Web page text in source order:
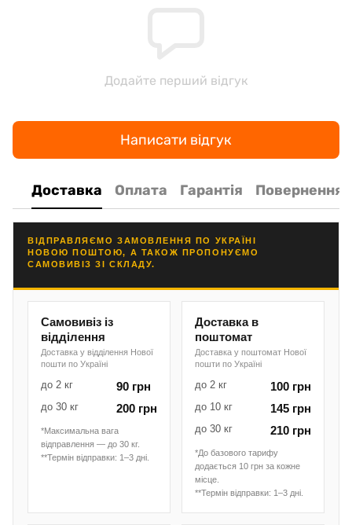
Додайте перший відгук
Написати відгук
Доставка Оплата Гарантія Повернення
ВІДПРАВЛЯЄМО ЗАМОВЛЕННЯ ПО УКРАЇНІ
НОВОЮ ПОШТОЮ, А ТАКОЖ ПРОПОНУЄМО
САМОВИВІЗ ЗІ СКЛАДУ.
Самовивіз із
відділення
Доставка у відділення Нової
пошти по Україні
до 2 кг 90 грн
до 30 кг 200 грн
*Максимальна вага
відправлення — до 30 кг.
**Термін відправки: 1–3 дні.
Доставка в
поштомат
Доставка у поштомат Нової
пошти по Україні
до 2 кг 100 грн
до 10 кг 145 грн
до 30 кг 210 грн
*До базового тарифу
додається 10 грн за кожне
місце.
**Термін відправки: 1–3 дні.